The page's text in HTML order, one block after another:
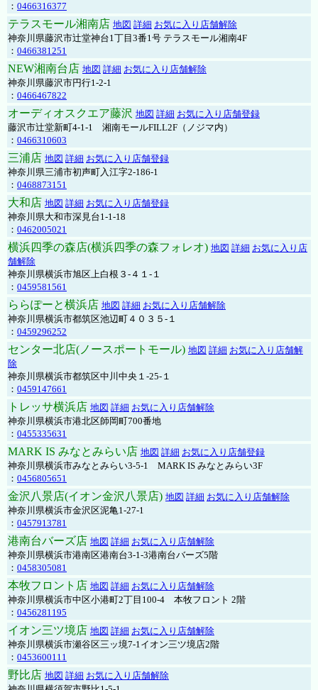
： 0466316377
テラスモール湘南店 地図 詳細 お気に入り店舗解除
神奈川県藤沢市辻堂神台1丁目3番1号 テラスモール湘南4F
： 0466381251
NEW湘南台店 地図 詳細 お気に入り店舗解除
神奈川県藤沢市円行1-2-1
： 0466467822
オーディオスクエア藤沢 地図 詳細 お気に入り店舗登録
藤沢市辻堂新町4-1-1 湘南モールFILL2F（ノジマ内）
： 0466310603
三浦店 地図 詳細 お気に入り店舗登録
神奈川県三浦市初声町入江字2-186-1
： 0468873151
大和店 地図 詳細 お気に入り店舗登録
神奈川県大和市深見台1-1-18
： 0462005021
横浜四季の森店(横浜四季の森フォレオ) 地図 詳細 お気に入り店
舗解除
神奈川県横浜市旭区上白根３-４１-１
： 0459581561
ららぽーと横浜店 地図 詳細 お気に入り店舗解除
神奈川県横浜市都筑区池辺町４０３５-１
： 0459296252
センター北店(ノースポートモール) 地図 詳細 お気に入り店舗解
除
神奈川県横浜市都筑区中川中央１-25-１
： 0459147661
トレッサ横浜店 地図 詳細 お気に入り店舗解除
神奈川県横浜市港北区師岡町700番地
： 0455335631
MARK IS みなとみらい店 地図 詳細 お気に入り店舗登録
神奈川県横浜市みなとみらい3-5-1 MARK IS みなとみらい3F
： 0456805651
金沢八景店(イオン金沢八景店) 地図 詳細 お気に入り店舗解除
神奈川県横浜市金沢区泥亀1-27-1
： 0457913781
港南台バーズ店 地図 詳細 お気に入り店舗解除
神奈川県横浜市港南区港南台3-1-3港南台バーズ5階
： 0458305081
本牧フロント店 地図 詳細 お気に入り店舗解除
神奈川県横浜市中区小港町2丁目100-4 本牧フロント 2階
： 0456281195
イオン三ツ境店 地図 詳細 お気に入り店舗解除
神奈川県横浜市瀬谷区三ッ境7-1イオン三ツ境店2階
： 0453600111
野比店 地図 詳細 お気に入り店舗解除